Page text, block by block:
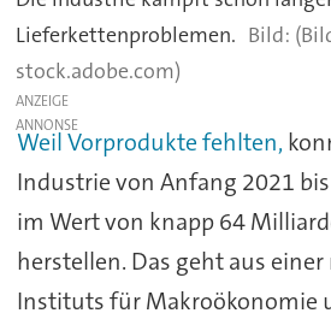
Lieferkettenproblemen.
stock.adobe.com)
ANZEIGE
Weil Vorprodukte fehlten,
Industrie von Anfang 2021
im Wert von knapp 64
herstellen. Das geht aus
Instituts für Makroökonomie